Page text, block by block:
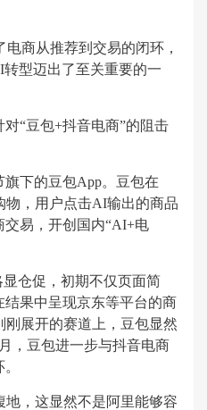
电商从推荐到交易的闭环，
型迈出了至关重要的一
“豆包+抖音电商”的阻击
下的豆包App。豆包在
物，用户点击AI输出的商品
易，开创国内“AI+电
仓促，初期不仅页面简
果中呈现京东等平台的商
展开的赛道上，豆包显然
，豆包进一步与抖音电商
，这显然不是阿里能够容